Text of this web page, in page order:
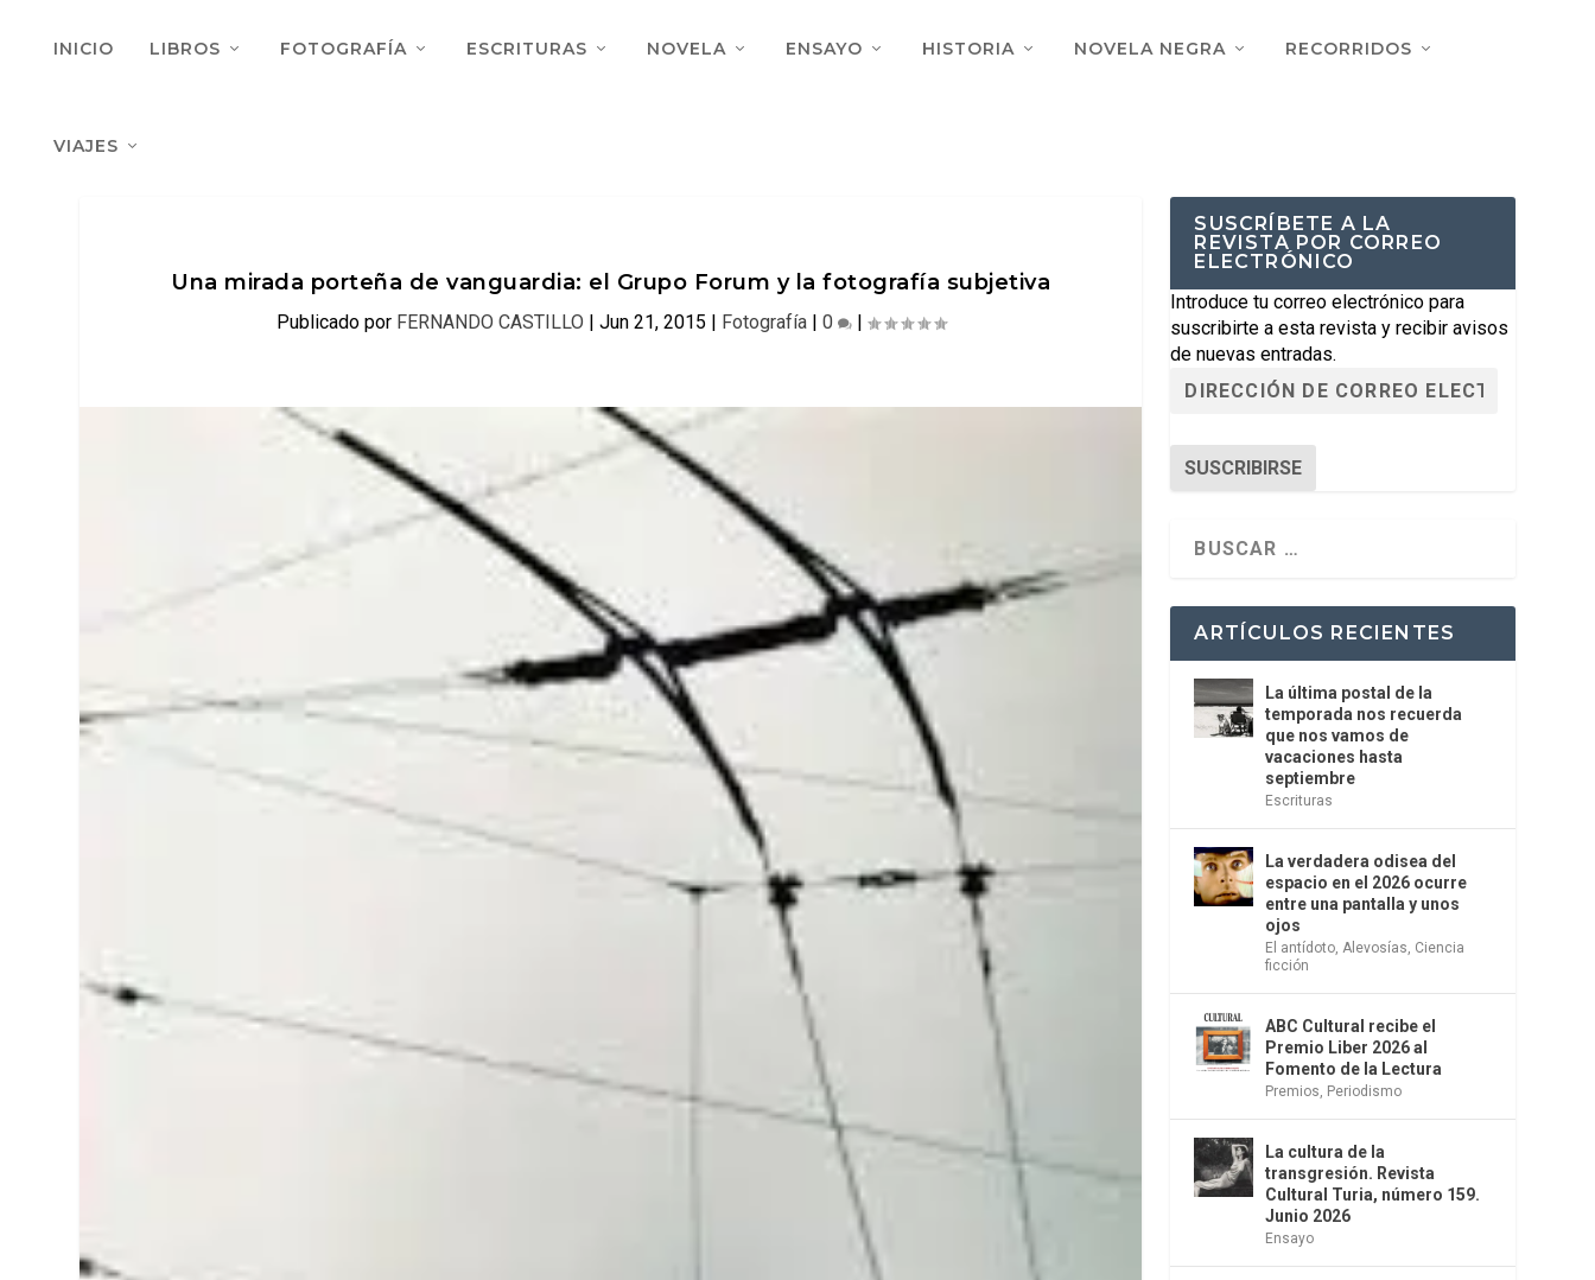
INICIO LIBROS FOTOGRAFÍA ESCRITURAS NOVELA ENSAYO HISTORIA NOVELA NEGRA RECORRIDOS
VIAJES
Una mirada porteña de vanguardia: el Grupo Forum y la fotografía subjetiva
Publicado por FERNANDO CASTILLO | Jun 21, 2015 | Fotografía| 0 |
SUSCRÍBETE A LA
REVISTA POR CORREO
ELECTRÓNICO
Introduce tu correo electrónico para
suscribirte a esta revista y recibir avisos
de nuevas entradas.
SUSCRIBIRSE
ARTÍCULOS RECIENTES
La última postal de la
temporada nos recuerda
que nos vamos de
vacaciones hasta
septiembre
Escrituras
La verdadera odisea del
espacio en el 2026 ocurre
entre una pantalla y unos
ojos
El antídoto Alevosías Ciencia
ficción
ABC Cultural recibe el
Premio Liber 2026 al
Fomento de la Lectura
Premios Periodismo
La cultura de la
transgresión. Revista
Cultural Turia, número 159.
Junio 2026
Ensayo